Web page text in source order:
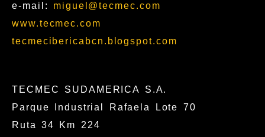
e-mail: miguel@tecmec.com
www.tecmec.com
tecmecibericabcn.blogspot.com
TECMEC SUDAMERICA S.A.
Parque Industrial Rafaela Lote 70
Ruta 34 Km 224